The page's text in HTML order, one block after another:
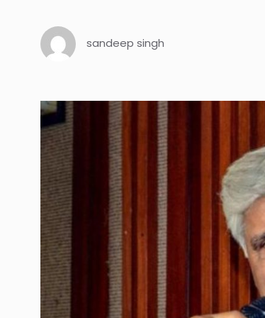
sandeep singh